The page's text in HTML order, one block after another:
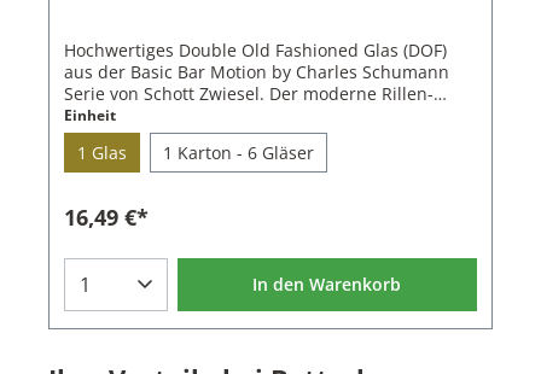
Hochwertiges Double Old Fashioned Glas (DOF)
aus der Basic Bar Motion by Charles Schumann
Serie von Schott Zwiesel. Der moderne Rillen-
Schliff setzt ihren Drink in Szene. Servieren Sie
Cocktails oder Whisky on the Rocks in diesem
schönen Glas.Das Double Old Fashioned Glas von
hohen Brillanz, Kratzfestigkeit und
Tumbler aus der Basic Bar Motion Serie ist auch
ein kleinerer Whisky Tumbler und ein Longdrink
Glas mit gleicher Verzierung
Einheit
1 Glas 1 Karton - 6 Gläser
16,49 €*
In den Warenkorb